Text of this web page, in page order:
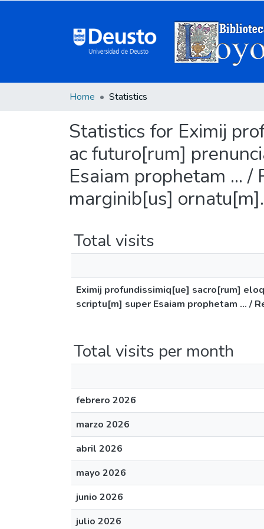
Home Statistics
Statistics for Eximij
ac futuro[rum]
Esaiam prophetam ...
marginib[us] ornatu[m].
Total visits
Eximij profundissimiq[ue] sacro[rum]
scriptu[m] super Esaiam prophetam ... /
Total visits per month
febrero 2026
marzo 2026
abril 2026
mayo 2026
junio 2026
julio 2026